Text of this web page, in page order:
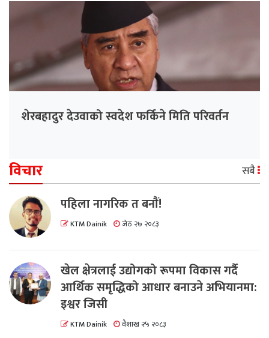
शेरबहादुर देउवाको स्वदेश फर्किने मिति परिवर्तन
विचार सबै
पहिला नागरिक त बनाैं!
KTM Dainik जेठ २७ २०८३
खेल क्षेत्रलाई उद्योगको रूपमा विकास गर्दै
आर्थिक समृद्धिको आधार बनाउने अभियानमा:
इश्वर जिसी
KTM Dainik वैशाख २५ २०८३